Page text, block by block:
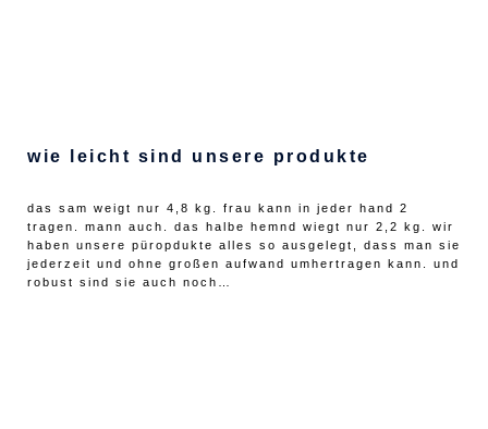
wie leicht sind unsere produkte
das sam weigt nur 4,8 kg. frau kann in jeder hand 2
tragen. mann auch. das halbe hemnd wiegt nur 2,2 kg. wir
haben unsere püropdukte alles so ausgelegt, dass man sie
jederzeit und ohne großen aufwand umhertragen kann. und
robust sind sie auch noch…